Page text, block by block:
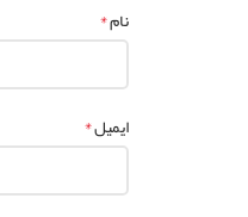
نام*
ایمیل*